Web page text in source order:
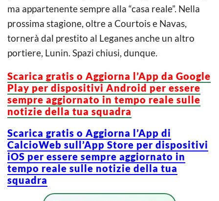
ma appartenente sempre alla “casa reale”. Nella
prossima stagione, oltre a Courtois e Navas,
tornerà dal prestito al Leganes anche un altro
portiere, Lunin. Spazi chiusi, dunque.
Scarica gratis o Aggiorna l’App da Google
Play per dispositivi Android per essere
sempre aggiornato in tempo reale sulle
notizie della tua squadra
Scarica gratis o Aggiorna l’App di
CalcioWeb sull’App Store per dispositivi
iOS per essere sempre aggiornato in
tempo reale sulle notizie della tua
squadra